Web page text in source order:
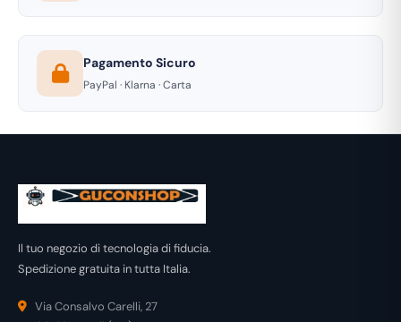
Pagamento Sicuro
PayPal · Klarna · Carta
Il tuo negozio di tecnologia di fiducia.
Spedizione gratuita in tutta Italia.
Via Consalvo Carelli, 27